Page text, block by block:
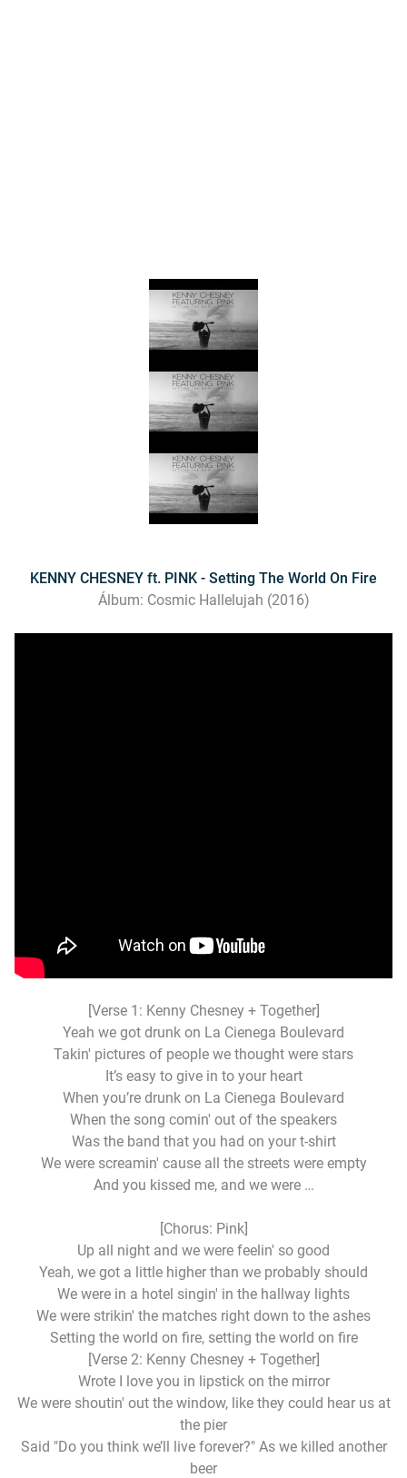
KENNY CHESNEY ft. PINK - Setting The World On Fire
Álbum: Cosmic Hallelujah (2016)
[Verse 1: Kenny Chesney + Together]
Yeah we got drunk on La Cienega Boulevard
Takin' pictures of people we thought were stars
It’s easy to give in to your heart
When you’re drunk on La Cienega Boulevard
When the song comin' out of the speakers
Was the band that you had on your t-shirt
We were screamin' cause all the streets were empty
And you kissed me, and we were …
[Chorus: Pink]
Up all night and we were feelin' so good
Yeah, we got a little higher than we probably should
We were in a hotel singin' in the hallway lights
We were strikin' the matches right down to the ashes
Setting the world on fire, setting the world on fire
[Verse 2: Kenny Chesney + Together]
Wrote I love you in lipstick on the mirror
We were shoutin' out the window, like they could hear us at
the pier
Said "Do you think we’ll live forever?" As we killed another
beer